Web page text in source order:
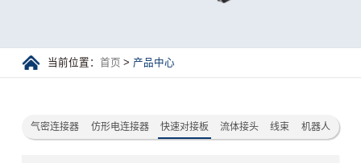
当前位置：首页 > 产品中心
气密连接器 仿形电连接器 快速对接板 流体接头 线束 机器人